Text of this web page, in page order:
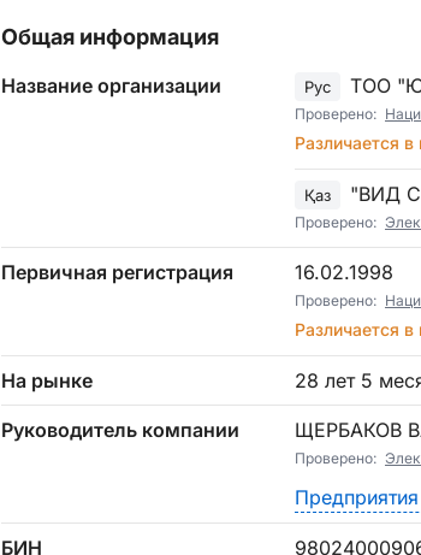
Общая информация
Название организации Рус ТОО
Проверено:
Различается в
Қаз "ВИД
Проверено:
Первичная регистрация 16.02.1998
Проверено:
Различается в
На рынке 28 лет 5
Руководитель компании ЩЕРБАКОВ
Проверено:
БИН